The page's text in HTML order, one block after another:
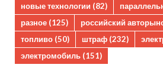
новые технологии (82)
разное (125) российский
топливо (50) штраф (232)
электромобиль (151)